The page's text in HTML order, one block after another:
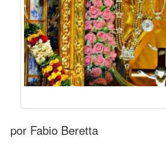
por Fabio Beretta